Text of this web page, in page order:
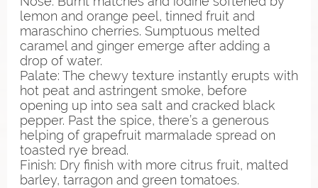
lemon and orange peel, tinned fruit and
maraschino cherries. Sumptuous melted
caramel and ginger emerge after adding a
drop of water.
Palate: The chewy texture instantly erupts with
hot peat and astringent smoke, before
opening up into sea salt and cracked black
pepper. Past the spice, there’s a generous
helping of grapefruit marmalade spread on
toasted rye bread.
Finish: Dry finish with more citrus fruit, malted
barley, tarragon and green tomatoes.